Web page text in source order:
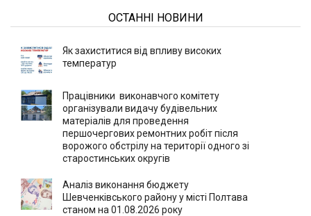
ОСТАННІ НОВИНИ
Як захиститися від впливу високих
температур
Працівники виконавчого комітету
організували видачу будівельних
матеріалів для проведення
першочергових ремонтних робіт після
ворожого обстрілу на території одного зі
старостинських округів
Аналіз виконання бюджету
Шевченківського району у місті Полтава
станом на 01.08.2026 року